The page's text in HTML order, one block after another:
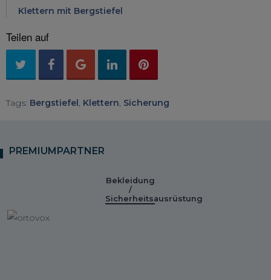
Klettern mit Bergstiefel
Teilen auf
Tags: Bergstiefel , Klettern, Sicherung
PREMIUMPARTNER
Bekleidung
/
Sicherheitsausrüstung